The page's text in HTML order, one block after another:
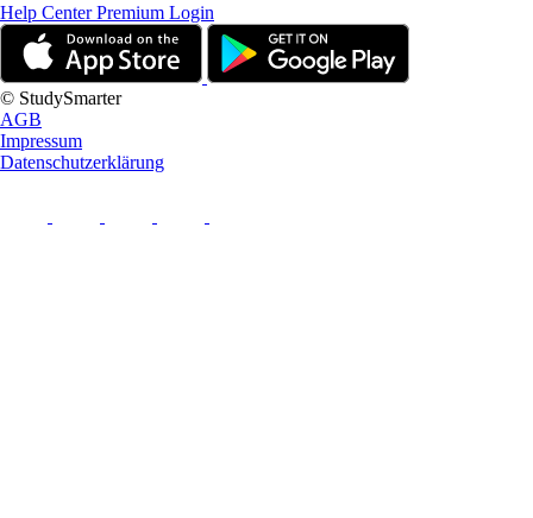
Help CenterPremium Login
© StudySmarter
AGB
Impressum
Datenschutzerklärung